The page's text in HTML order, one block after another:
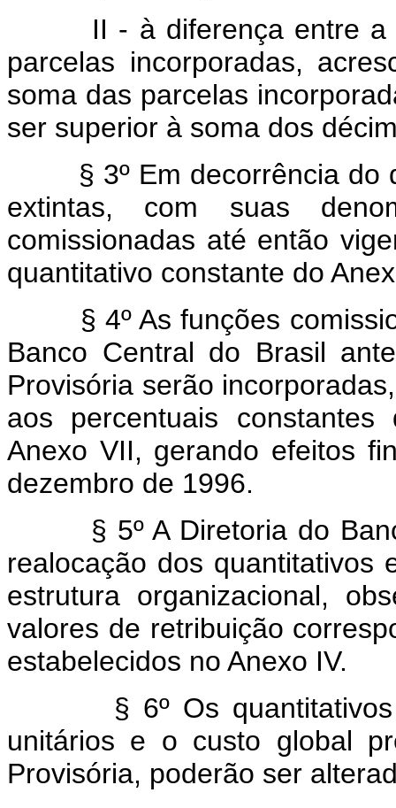
II - à diferença entre a
parcelas incorporadas,
soma das parcelas
ser superior à soma dos
§ 3º Em decorrência do
extintas, com suas
comissionadas até então
quantitativo constante do
§ 4º As funções
Banco Central do Brasil
Provisória serão
aos percentuais
Anexo VII, gerando efeitos
dezembro de 1996.
§ 5º A Diretoria do
realocação dos quantitativos
estrutura organizacional,
valores de retribuição
estabelecidos no Anexo IV.
§ 6º Os quantitativos
unitários e o custo global
Provisória, poderão ser